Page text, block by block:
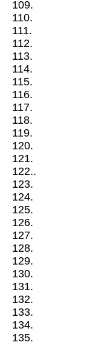
109.
110.
111.
112.
113.
114.
115.
116.
117.
118.
119.
120.
121.
122..
123.
124.
125.
126.
127.
128.
129.
130.
131.
132.
133.
134.
135.